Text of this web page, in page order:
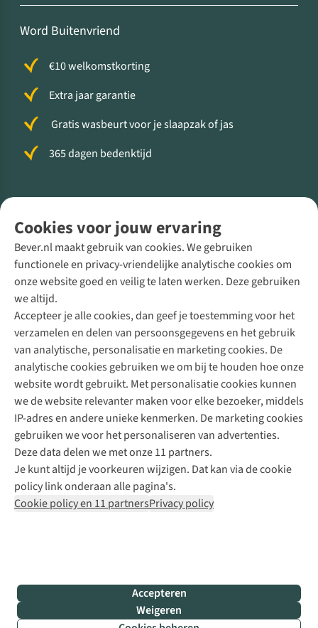
Cookies voor jouw ervaring
Bever.nl maakt gebruik van cookies. We gebruiken
functionele en privacy-vriendelijke analytische cookies om
onze website goed en veilig te laten werken. Deze gebruiken
we altijd.
Accepteer je alle cookies, dan geef je toestemming voor het
verzamelen en delen van persoonsgegevens en het gebruik
van analytische, personalisatie en marketing cookies. De
analytische cookies gebruiken we om bij te houden hoe onze
website wordt gebruikt. Met personalisatie cookies kunnen
we de website relevanter maken voor elke bezoeker, middels
IP-adres en andere unieke kenmerken. De marketing cookies
gebruiken we voor het personaliseren van advertenties.
Deze data delen we met onze 11 partners.
Je kunt altijd je voorkeuren wijzigen. Dat kan via de cookie
policy link onderaan alle pagina's.
Cookie policy en 11 partnersPrivacy policy
Accepteren
Weigeren
Word Buitenvriend
€10 welkomstkorting
Extra jaar garantie
Gratis wasbeurt voor je slaapzak of jas
365 dagen bedenktijd
Direct advies van een Buitenexpert
+31 (0)85 888 50 88
+31 6 12 28 49 80
Contactformulier
Bever
B.V.